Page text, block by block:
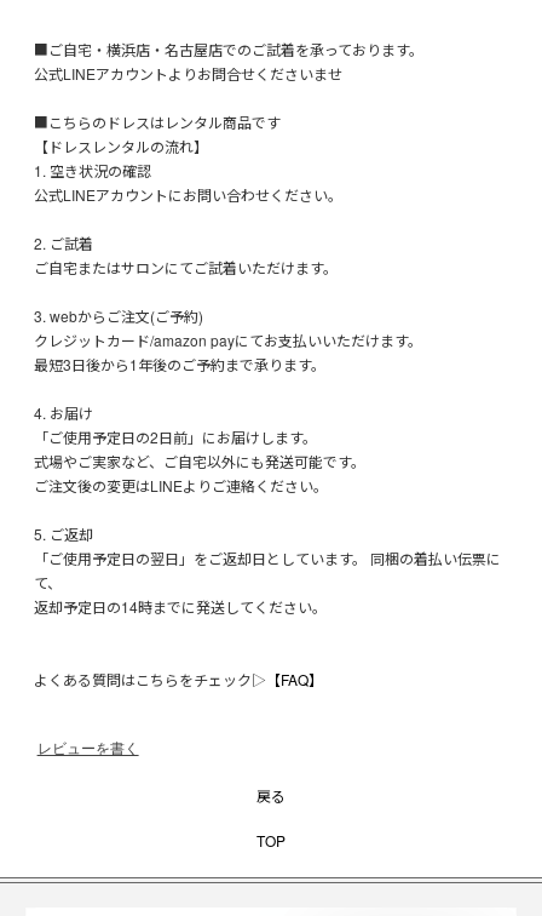
■ご自宅・横浜店・名古屋店でのご試着を承っております。
公式LINEアカウントよりお問合せくださいませ
■こちらのドレスはレンタル商品です
【ドレスレンタルの流れ】
1. 空き状況の確認
公式LINEアカウントにお問い合わせください。
2. ご試着
ご自宅またはサロンにてご試着いただけます。
3. webからご注文(ご予約)
クレジットカード/amazon payにてお支払いいただけます。
最短3日後から1年後のご予約まで承ります。
4. お届け
「ご使用予定日の2日前」にお届けします。
式場やご実家など、ご自宅以外にも発送可能です。
ご注文後の変更はLINEよりご連絡ください。
5. ご返却
「ご使用予定日の翌日」をご返却日としています。 同梱の着払い伝票に
て、
返却予定日の14時までに発送してください。
よくある質問はこちらをチェック▷ 【FAQ】
レビューを書く
戻る
TOP